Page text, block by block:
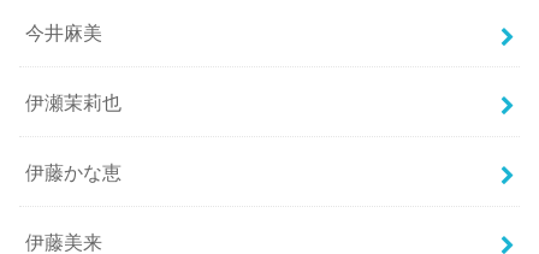
今井麻美
伊瀬茉莉也
伊藤かな恵
伊藤美来